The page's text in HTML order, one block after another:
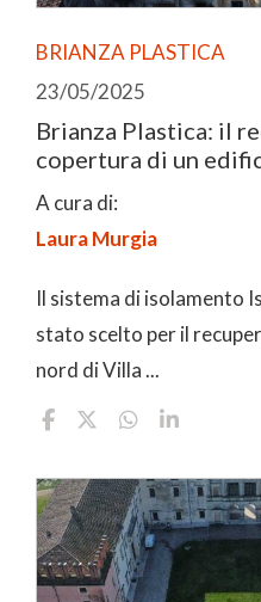
BRIANZA PLASTICA
23/05/2025
Brianza Plastica: il
copertura di un
A cura di:
Laura Murgia
Il sistema di isolamento
stato scelto per il
nord di Villa ...